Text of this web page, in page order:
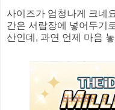
사이즈가 엄청나게 크네
간은 서랍장에 넣어두기
산인데, 과연 언제 마음